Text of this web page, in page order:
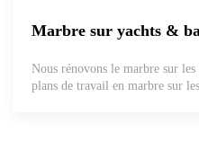
Marbre sur yachts &
Nous rénovons le marbre sur les
plans de travail en marbre sur